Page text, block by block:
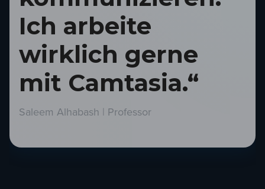
Ich arbeite
wirklich gerne
mit Camtasia.“
Saleem Alhabash | Professor